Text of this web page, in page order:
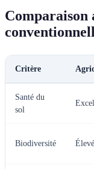
Critère
Santé du
sol
Biodiversité